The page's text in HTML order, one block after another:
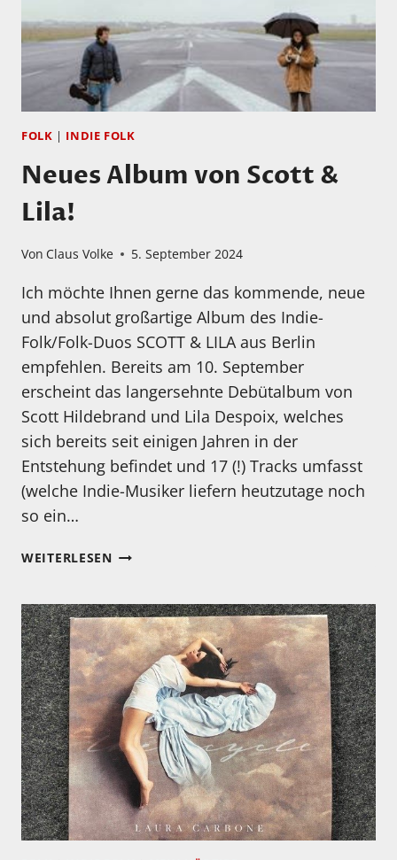
FOLK | INDIE FOLK
Neues Album von Scott &
Lila!
Von Claus Volke 5. September 2024
Ich möchte Ihnen gerne das kommende, neue
und absolut großartige Album des Indie-
Folk/Folk-Duos SCOTT & LILA aus Berlin
empfehlen. Bereits am 10. September
erscheint das langersehnte Debütalbum von
Scott Hildebrand und Lila Despoix, welches
sich bereits seit einigen Jahren in der
Entstehung befindet und 17 (!) Tracks umfasst
(welche Indie-Musiker liefern heutzutage noch
so ein…
WEITERLESENNEUES
SCOTT
&
LILA!